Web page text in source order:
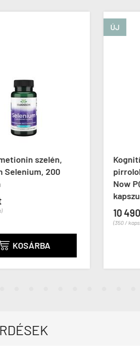
Kognitív támogató
pirrolokinoin-kinon 20
Now PQQ Energy, 30